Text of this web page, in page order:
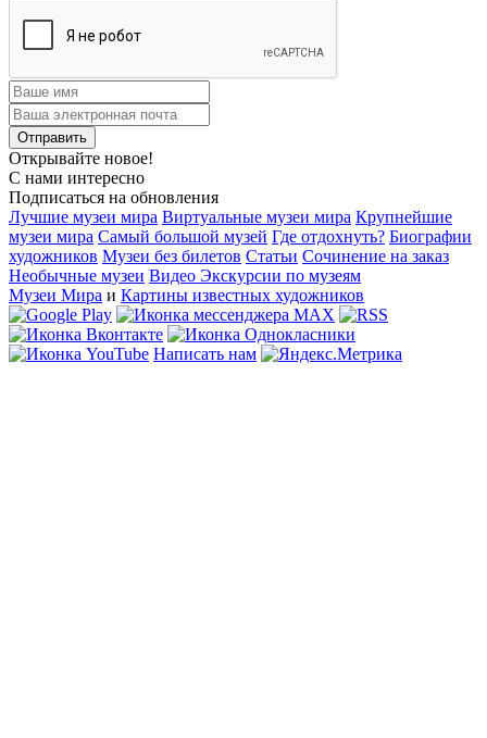
Открывайте новое!
С нами интересно
Подписаться на обновления
Лучшие музеи мира Виртуальные музеи мира Крупнейшие
музеи мира Самый большой музей Где отдохнуть? Биографии
художников Музеи без билетов Статьи Сочинение на заказ
Необычные музеи Видео Экскурсии по музеям
Музеи Мира и Картины известных художников
Написать нам